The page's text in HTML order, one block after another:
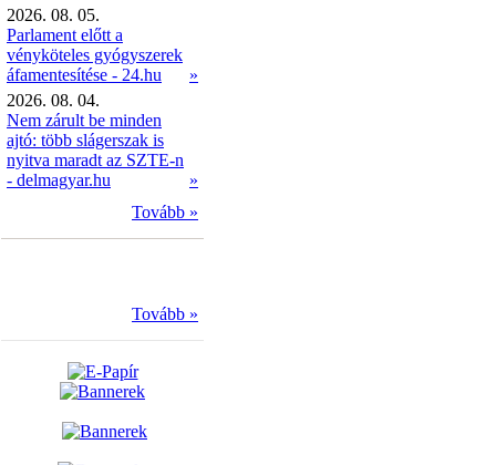
2026. 08. 05.
Parlament előtt a
vényköteles gyógyszerek
áfamentesítése - 24.hu
»
2026. 08. 04.
Nem zárult be minden
ajtó: több slágerszak is
nyitva maradt az SZTE-n
- delmagyar.hu
»
Tovább »
Tovább »